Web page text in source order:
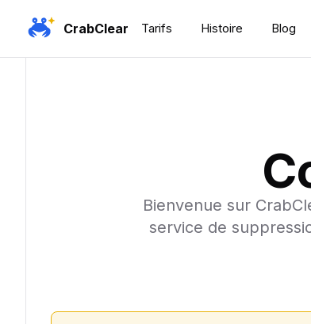
CrabClear Tarifs Histoire Blog
Bienvenue sur
service de